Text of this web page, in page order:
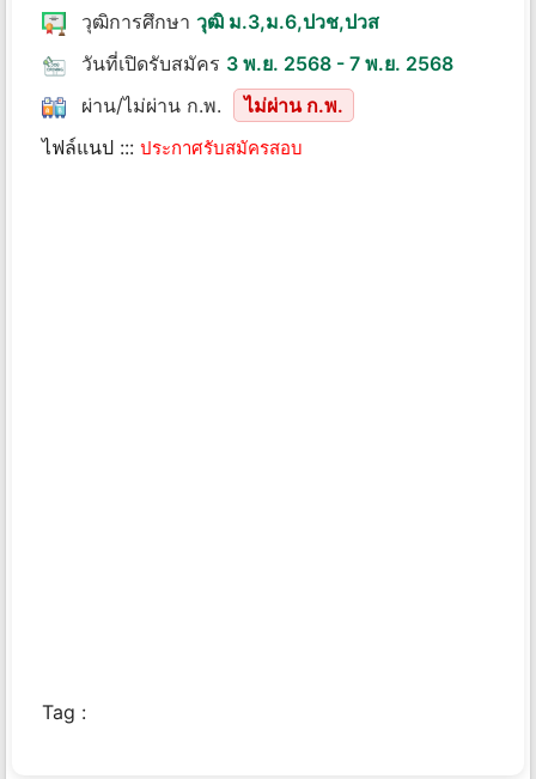
วุฒิการศึกษา วุฒิ ม.3,ม.6,ปวช,ปวส
วันที่เปิดรับสมัคร 3 พ.ย. 2568 - 7 พ.ย. 2568
ผ่าน/ไม่ผ่าน ก.พ.
ไม่ผ่าน ก.พ.
ไฟล์แนป ::: ประกาศรับสมัครสอบ
Tag :